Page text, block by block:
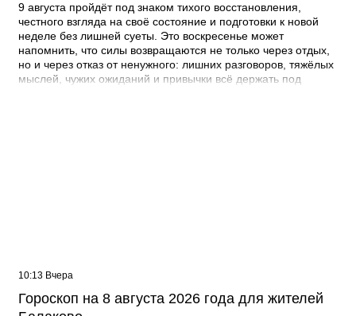
9 августа пройдёт под знаком тихого восстановления,
честного взгляда на своё состояние и подготовки к новой
неделе без лишней суеты. Это воскресенье может
напомнить, что силы возвращаются не только через отдых,
но и через отказ от ненужного: лишних разговоров, тяжёлых
мыслей, чужих ожиданий и привычки всё держать под
действительно возвращает силы, и оставить пространство
для спонтанности. В общении с близкими важно не спорить
из-за мелочей и не требовать, чтобы все подстраивались
10:13 Вчера
Гороскоп на 8 августа 2026 года для жителей